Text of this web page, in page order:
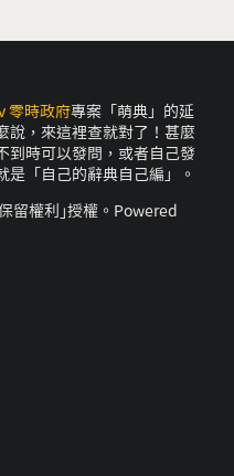
零時政府專案「萌典」的延
說，來這裡查就對了！甚麼
到時可以發問，或者自己發
是「自己的辭典自己編」。
留權利｣授權。Powered